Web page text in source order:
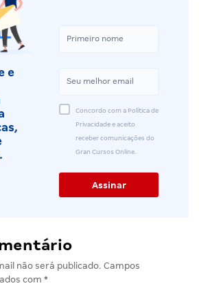
e
Concordo com a Política de
Privacidade e aceito
receber comunicações do
Gran Cursos Online.
não será publicado. Campos
com *